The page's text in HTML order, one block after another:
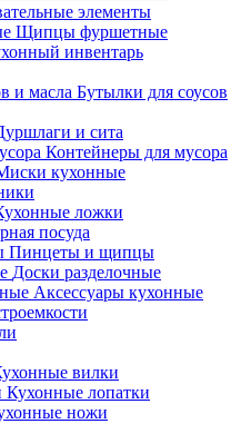
элементы
Щипцы фуршетные
инвентарь
Бутылки для соусов
и сита
Контейнеры для мусора
кухонные
ложки
посуда
Пинцеты и щипцы
Доски разделочные
Аксессуары кухонные
вилки
Кухонные лопатки
ножи